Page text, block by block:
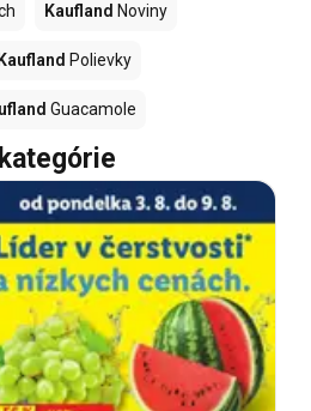
Kaufland Noviny
Kaufland Polievky
Guacamole